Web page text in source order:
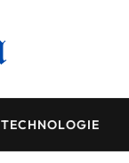
TECHNOLOGIE